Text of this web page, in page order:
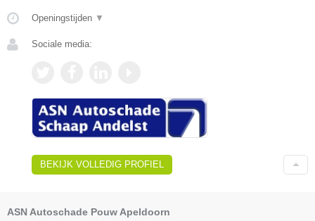
Openingstijden ▼
Sociale media:
BEKIJK VOLLEDIG PROFIEL
ASN Autoschade Pouw Apeldoorn